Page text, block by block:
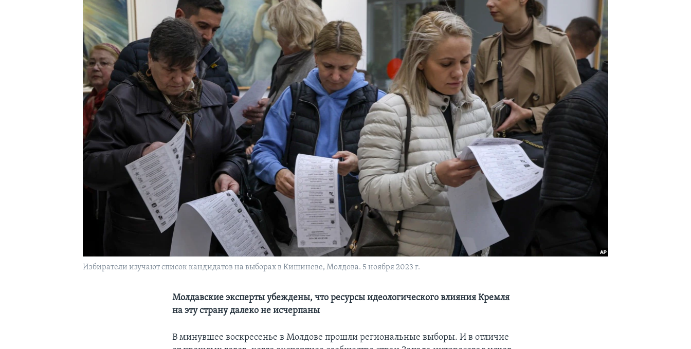
Избиратели изучают список кандидатов на выборах в Кишиневе, Молдова. 5 ноября 2023 г.
Молдавские эксперты убеждены, что ресурсы идеологического влияния Кремля
на эту страну далеко не исчерпаны
В минувшее воскресенье в Молдове прошли региональные выборы. И в отличие